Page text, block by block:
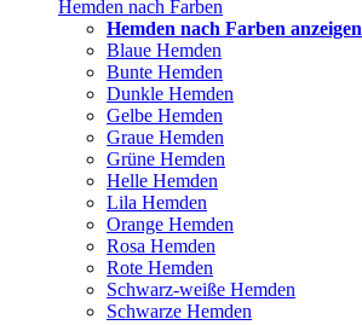
Hemden nach Farben
Hemden nach Farben anzeigen
Blaue Hemden
Bunte Hemden
Dunkle Hemden
Gelbe Hemden
Graue Hemden
Grüne Hemden
Helle Hemden
Lila Hemden
Orange Hemden
Rosa Hemden
Rote Hemden
Schwarz-weiße Hemden
Schwarze Hemden